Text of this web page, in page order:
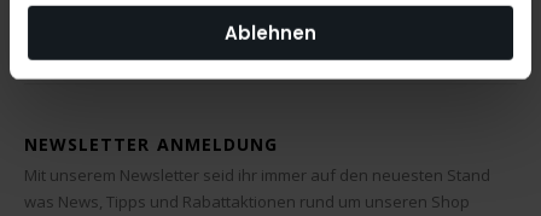
Ablehnen
NEWSLETTER ANMELDUNG
Mit unserem Newsletter seid ihr immer auf den neuesten Stand
was News, Tipps und Rabattaktionen rund um unseren Shop